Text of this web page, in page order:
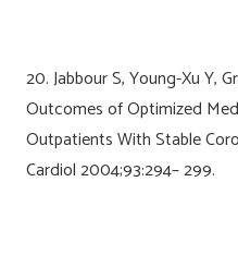
20. Jabbour S, Young-Xu Y,
Outcomes of Optimized
Outpatients With Stable
Cardiol 2004;93:294– 299.